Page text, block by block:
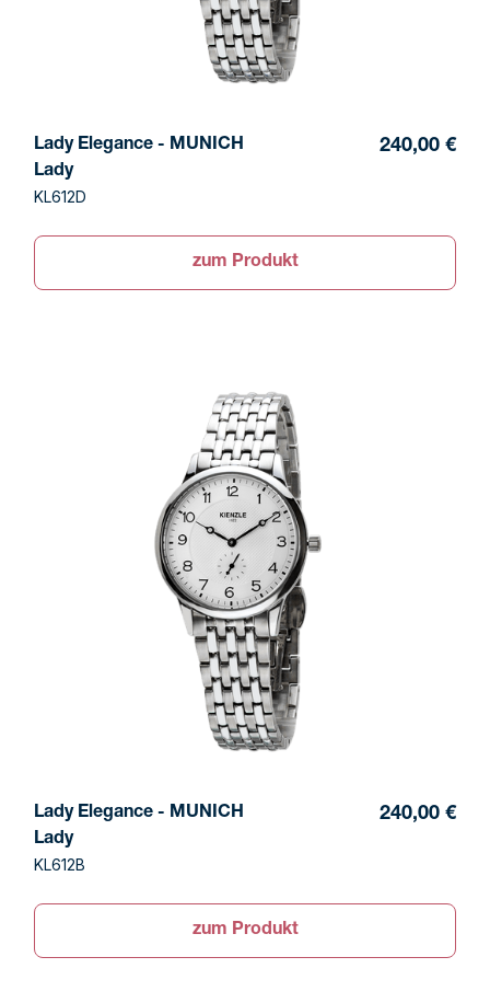
Lady Elegance - MUNICH
Lady
KL612D
240,00 €
zum Produkt
Lady Elegance - MUNICH
Lady
KL612B
240,00 €
zum Produkt